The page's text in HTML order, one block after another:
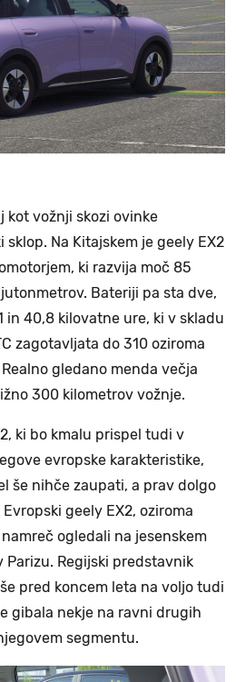
kot vožnji skozi ovinke
Na Kitajskem je geely EX2
ki razvija moč 85
Bateriji pa sta dve,
in 40,8 kilovatne ure, ki v skladu
zagotavljata do 310 oziroma
gledano menda večja
300 kilometrov vožnje.
ki bo kmalu prispel tudi v
evropske karakteristike,
še nihče zaupati, a prav dolgo
geely EX2, oziroma
ogledali na jesenskem
Regijski predstavnik
pred koncem leta na voljo tudi
gibala nekje na ravni drugih
segmentu.